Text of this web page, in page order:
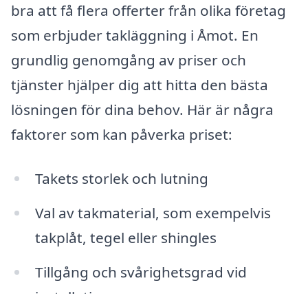
bra att få flera offerter från olika företag
som erbjuder takläggning i Åmot. En
grundlig genomgång av priser och
tjänster hjälper dig att hitta den bästa
lösningen för dina behov. Här är några
faktorer som kan påverka priset:
Takets storlek och lutning
Val av takmaterial, som exempelvis
takplåt, tegel eller shingles
Tillgång och svårighetsgrad vid